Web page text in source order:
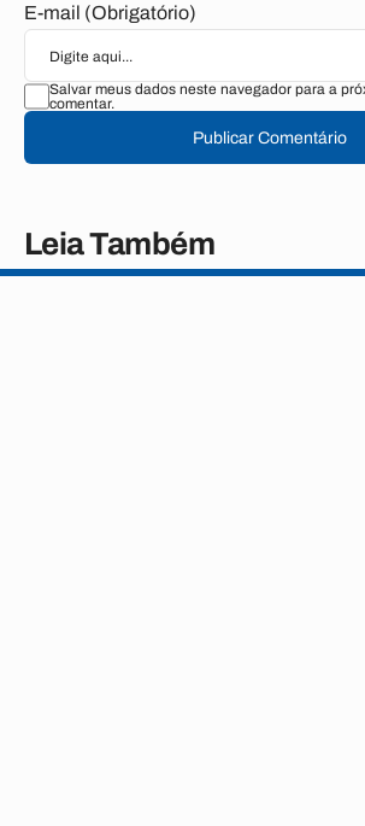
E-mail (Obrigatório)
Salvar meus dados neste navegador para a
comentar.
Publicar Comentário
Leia Também